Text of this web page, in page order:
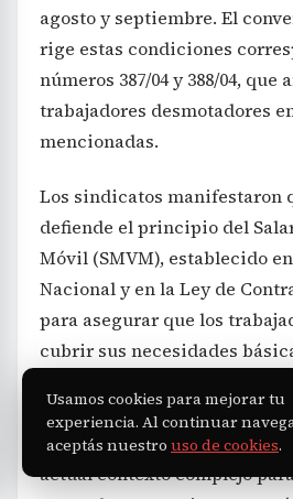
agosto y septiembre. El
rige estas condiciones
números 387/04 y 388/04, que
trabajadores desmotadores
mencionadas.
Los sindicatos manifestaron
defiende el principio del
Móvil (SMVM), establecido
Nacional y en la Ley de
para asegurar que los
cubrir sus necesidades
trabajadores para mantener
clave en la negociación,
actual contexto complejo
Usamos cookies para mejorar tu
experiencia. Al continuar
aceptás nuestro uso de cookies.